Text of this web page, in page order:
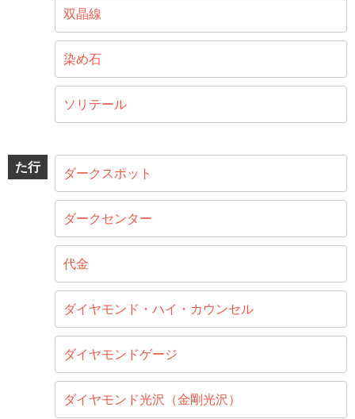
双晶線
染め石
ソリテール
た行 ダークスポット
ダークセンター
代金
ダイヤモンド・ハイ・カウンセル
ダイヤモンドゲージ
ダイヤモンド光沢（金剛光沢）